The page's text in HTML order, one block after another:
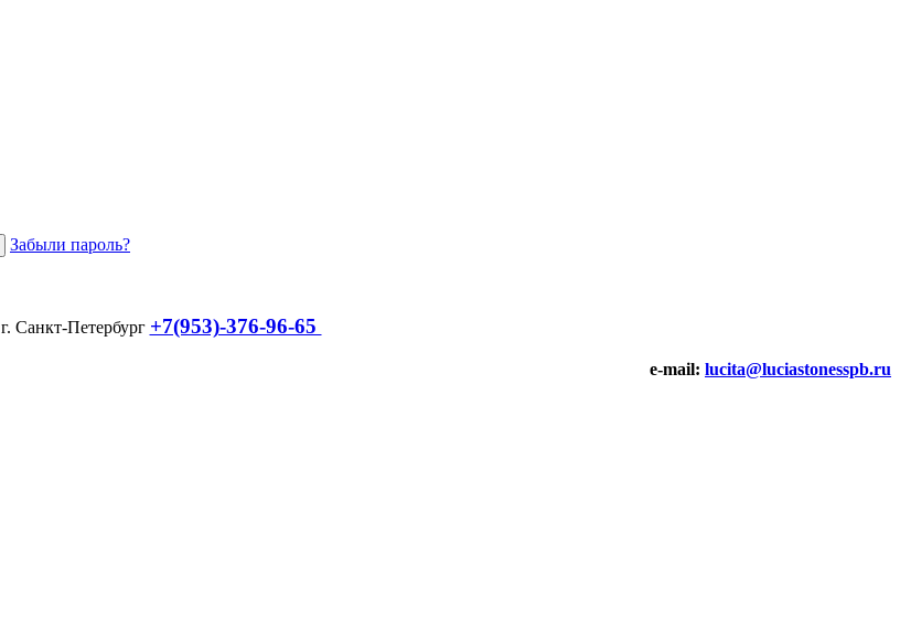
Забыли пароль?
г. Санкт-Петербург +7(953)-376-96-65
e-mail: lucita@luciastonesspb.ru